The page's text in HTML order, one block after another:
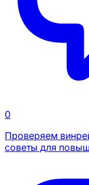
0
Проверяем
советы для